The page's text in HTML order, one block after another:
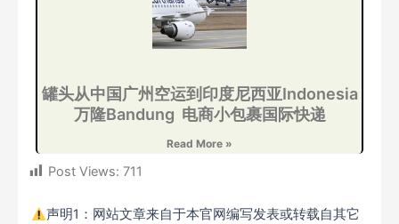
罐头从中国广州空运到印度尼西亚Indonesia
万隆Bandung 电商小包裹国际快递
Read More »
Post Views: 711
声明1：网站文章来自于本官网编写发表或转载自其它